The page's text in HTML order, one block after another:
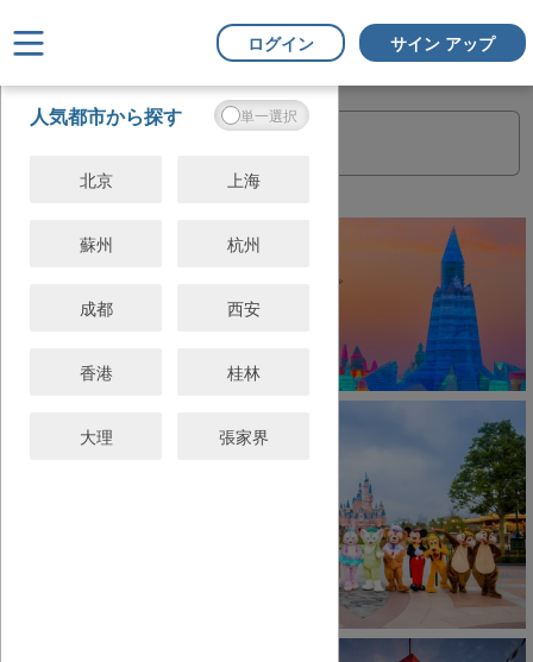
ログイン サイン アップ
フ
ィ
すべてクリ
ア
人気都市から探す
北京 上海
蘇州 杭州
成都 西安
香港 桂林
大理 張家界